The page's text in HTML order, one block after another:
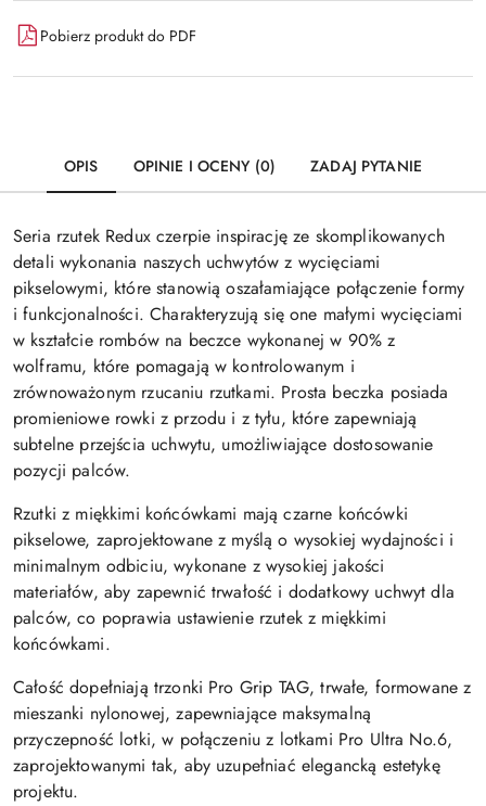
Pobierz produkt do PDF
OPIS OPINIE I OCENY (0) ZADAJ PYTANIE
Seria rzutek Redux czerpie inspirację ze skomplikowanych
detali wykonania naszych uchwytów z wycięciami
pikselowymi, które stanowią oszałamiające połączenie formy
i funkcjonalności. Charakteryzują się one małymi wycięciami
w kształcie rombów na beczce wykonanej w 90% z
wolframu, które pomagają w kontrolowanym i
zrównoważonym rzucaniu rzutkami. Prosta beczka posiada
promieniowe rowki z przodu i z tyłu, które zapewniają
subtelne przejścia uchwytu, umożliwiające dostosowanie
pozycji palców.
Rzutki z miękkimi końcówkami mają czarne końcówki
pikselowe, zaprojektowane z myślą o wysokiej wydajności i
minimalnym odbiciu, wykonane z wysokiej jakości
materiałów, aby zapewnić trwałość i dodatkowy uchwyt dla
palców, co poprawia ustawienie rzutek z miękkimi
końcówkami.
Całość dopełniają trzonki Pro Grip TAG, trwałe, formowane z
mieszanki nylonowej, zapewniające maksymalną
przyczepność lotki, w połączeniu z lotkami Pro Ultra No.6,
zaprojektowanymi tak, aby uzupełniać elegancką estetykę
projektu.